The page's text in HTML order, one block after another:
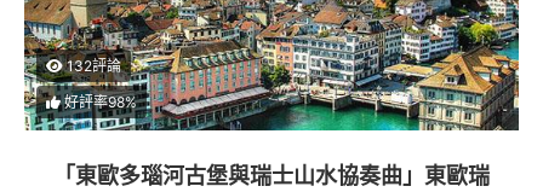
132評論
好評率98%
「東歐多瑙河古堡與瑞士山水協奏曲」東歐瑞